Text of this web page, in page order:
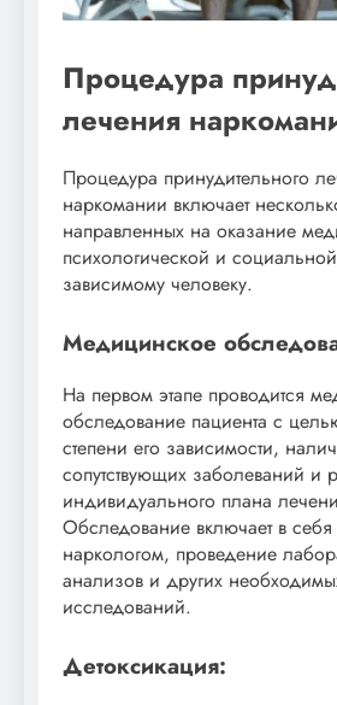
Процедура
лечения
Процедура принудительного
наркомании включает
направленных на оказание
психологической и
зависимому человеку.
Медицинское
На первом этапе проводится
обследование пациента с
степени его зависимости,
сопутствующих заболеваний и
индивидуального плана
Обследование включает в
наркологом, проведение
анализов и других
исследований.
Детоксикация: